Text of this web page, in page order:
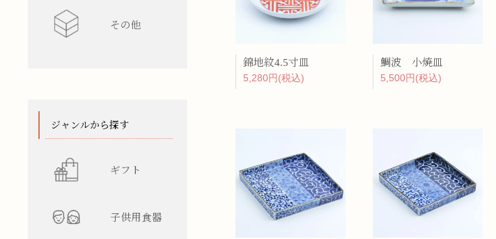
錦地紋4.5寸皿
5,280円(税込)
鯛波 小焼皿
5,500円(税込)
水差し
レンゲ
箸/カトラリー
カップ型
花瓶
その他 ワインクーラー
陶箱
ジャンルから探す
ギフト
子供用食器